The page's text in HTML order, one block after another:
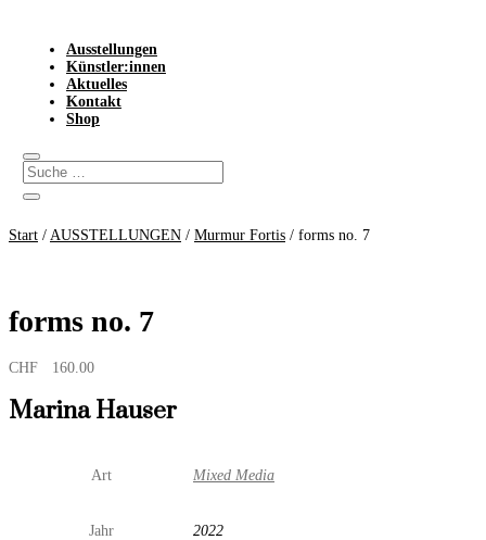
Ausstellungen
Künstler:innen
Aktuelles
Kontakt
Shop
Start / AUSSTELLUNGEN / Murmur Fortis / forms no. 7
forms no. 7
CHF 160.00
Marina Hauser
Art Mixed Media
Jahr 2022